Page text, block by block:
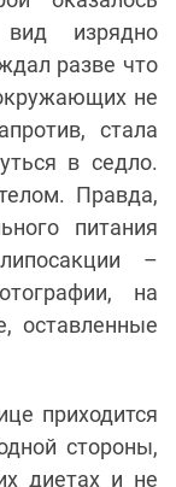
изрядно
разве что
не
стала
в седло.
Правда,
питания
–
на
оставленные
приходится
стороны,
диетах и не